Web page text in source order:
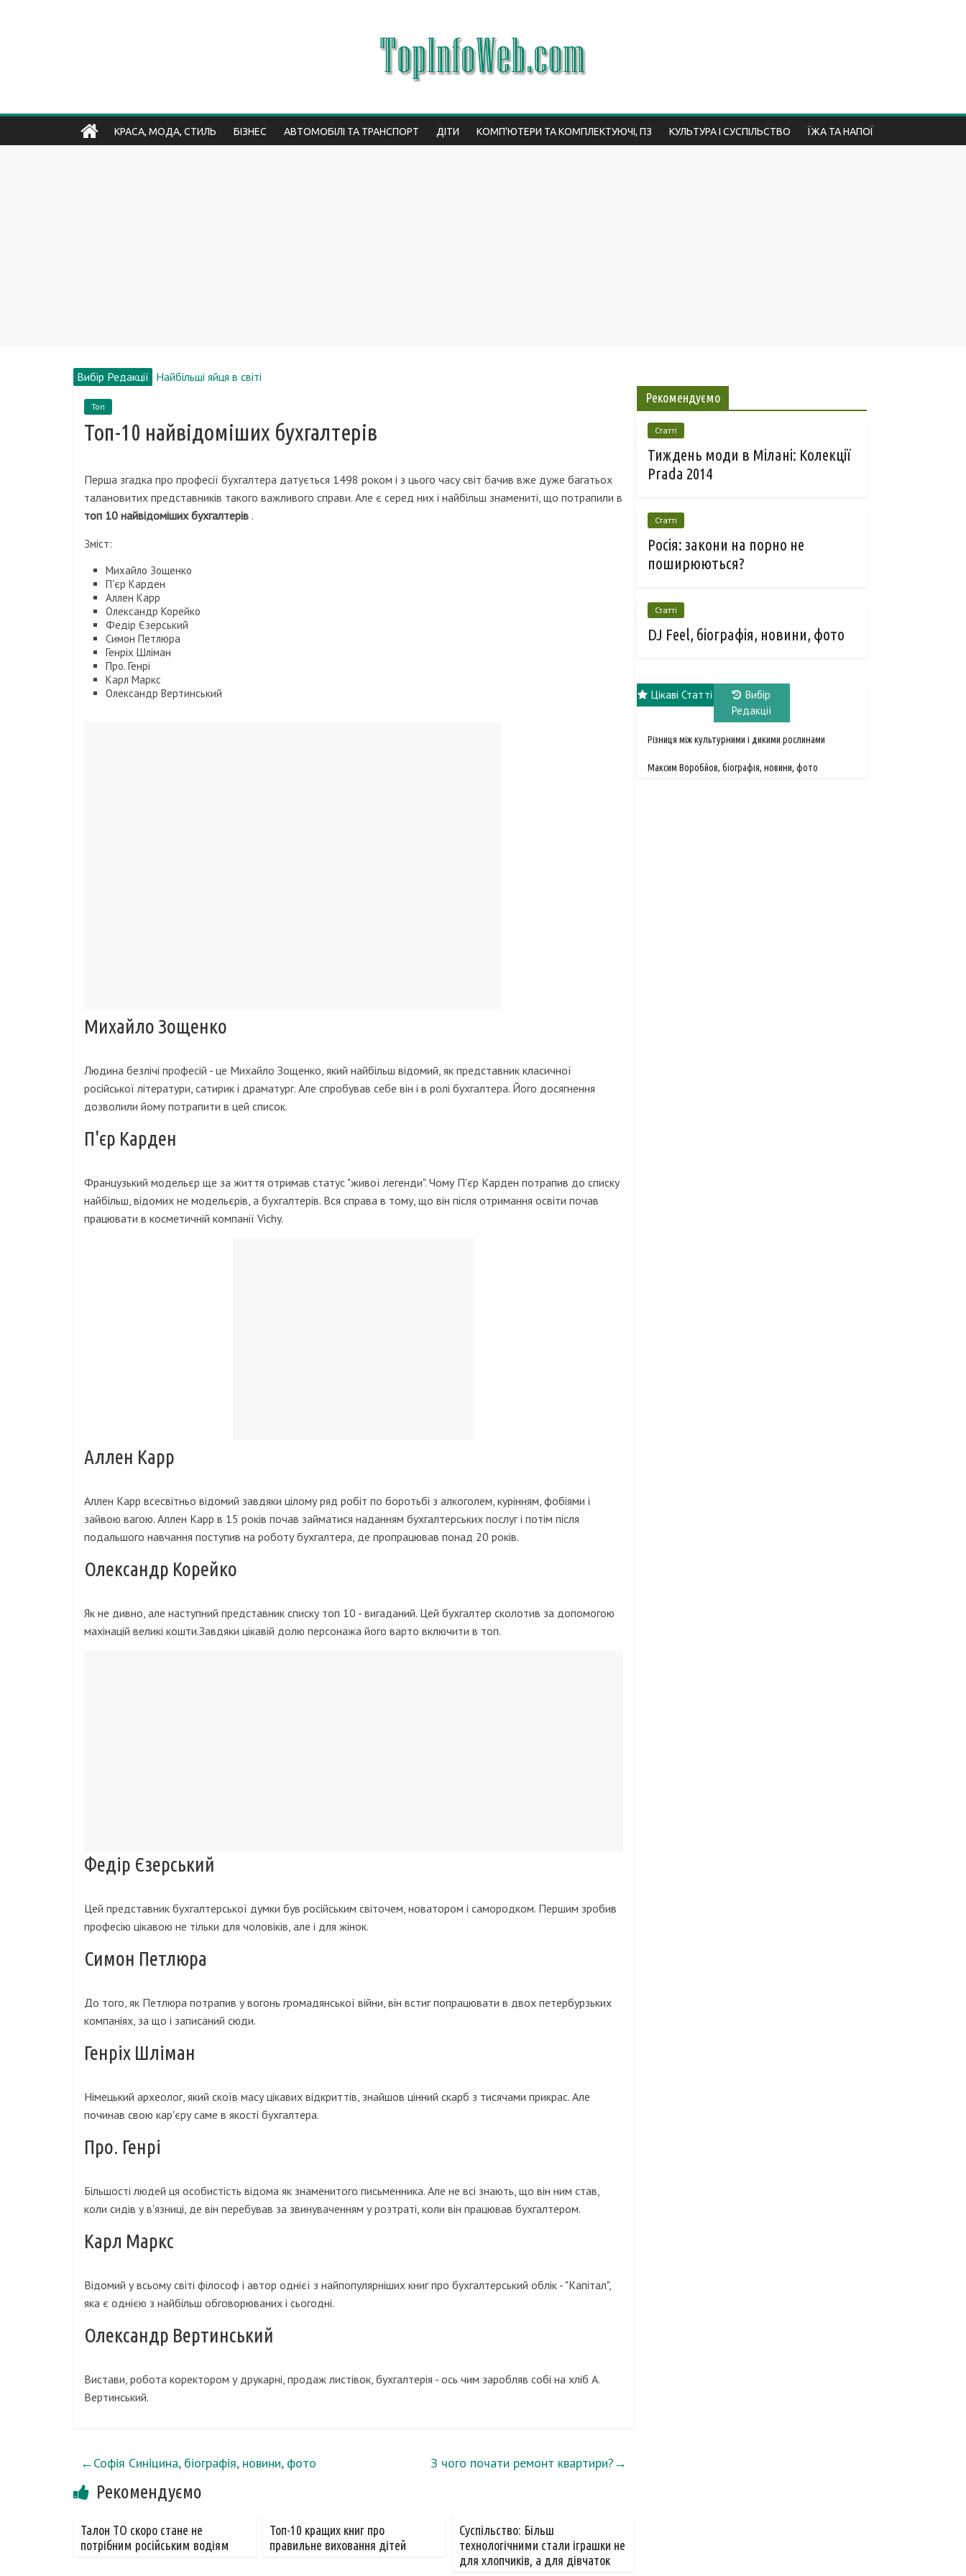
КРАСА, МОДА, СТИЛЬ БІЗНЕС АВТОМОБІЛІ ТА ТРАНСПОРТ ДІТИ КОМП'ЮТЕРИ ТА КОМПЛЕКТУЮЧІ, ПЗ КУЛЬТУРА І СУСПІЛЬСТВО ЇЖА ТА НАПОЇ
Вибір Редакції Найбільші яйця в світі
Найбільші фінансові піраміди в історії
Меріл Стріп, біографія, новини, фото
Топ
Топ-10 найвідоміших бухгалтерів
Перша згадка про професії бухгалтера датується 1498 роком і з цього часу світ бачив вже дуже багатьох
талановитих представників такого важливого справи. Але є серед них і найбільш знамениті, що потрапили в
топ 10 найвідоміших бухгалтерів .
Зміст:
Михайло Зощенко
П'єр Карден
Аллен Карр
Олександр Корейко
Федір Єзерський
Симон Петлюра
Генріх Шліман
Про. Генрі
Карл Маркс
Олександр Вертинський
Михайло Зощенко
Людина безлічі професій - це Михайло Зощенко, який найбільш відомий, як представник класичної
російської літератури, сатирик і драматург. Але спробував себе він і в ролі бухгалтера. Його досягнення
дозволили йому потрапити в цей список.
П'єр Карден
Французький модельєр ще за життя отримав статус "живої легенди". Чому П'єр Карден потрапив до списку
найбільш, відомих не модельєрів, а бухгалтерів. Вся справа в тому, що він після отримання освіти почав
працювати в косметичній компанії Vichy.
Аллен Карр
Аллен Карр всесвітньо відомий завдяки цілому ряд робіт по боротьбі з алкоголем, курінням, фобіями і
зайвою вагою. Аллен Карр в 15 років почав займатися наданням бухгалтерських послуг і потім після
подальшого навчання поступив на роботу бухгалтера, де пропрацював понад 20 років.
Олександр Корейко
Як не дивно, але наступний представник списку топ 10 - вигаданий. Цей бухгалтер сколотив за допомогою
махінацій великі кошти.Завдяки цікавій долю персонажа його варто включити в топ.
Федір Єзерський
Цей представник бухгалтерської думки був російським світочем, новатором і самородком. Першим зробив
професію цікавою не тільки для чоловіків, але і для жінок.
Симон Петлюра
До того, як Петлюра потрапив у вогонь громадянської війни, він встиг попрацювати в двох петербурзьких
компаніях, за що і записаний сюди.
Генріх Шліман
Німецький археолог, який скоїв масу цікавих відкриттів, знайшов цінний скарб з тисячами прикрас. Але
починав свою кар'єру саме в якості бухгалтера.
Про. Генрі
Більшості людей ця особистість відома як знаменитого письменника. Але не всі знають, що він ним став,
коли сидів у в'язниці, де він перебував за звинуваченням у розтраті, коли він працював бухгалтером.
Карл Маркс
Відомий у всьому світі філософ і автор однієї з найпопулярніших книг про бухгалтерський облік - "Капітал",
яка є однією з найбільш обговорюваних і сьогодні.
Олександр Вертинський
Вистави, робота коректором у друкарні, продаж листівок, бухгалтерія - ось чим заробляв собі на хліб А.
Вертинський.
←Софія Синіцина, біографія, новини, фото З чого почати ремонт квартири?→
Рекомендуємо
Талон ТО скоро стане не
потрібним російським водіям
Топ-10 кращих книг про
правильне виховання дітей
Суспільство: Більш
технологічними стали іграшки не
для хлопчиків, а для дівчаток
Рекомендуємо
Статті
Тиждень моди в Мілані: Колекції
Prada 2014
Статті
Росія: закони на порно не
поширюються?
Статті
DJ Feel, біографія, новини, фото
Цікаві Статті
Вибір
Редакції
Різниця між культурними і дикими рослинами
Максим Воробйов, біографія, новини, фото